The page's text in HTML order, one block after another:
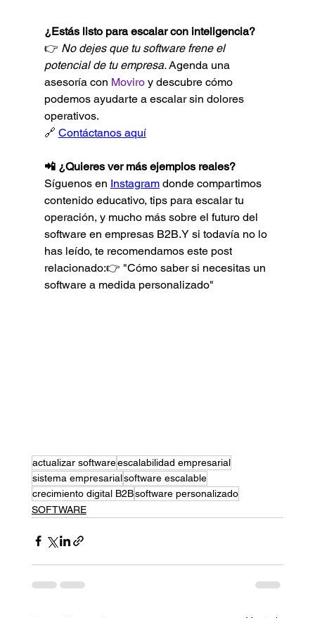
¿Estás listo para escalar con inteligencia?
👉 No dejes que tu software frene el
potencial de tu empresa. Agenda una
asesoría con Moviro y descubre cómo
podemos ayudarte a escalar sin dolores
operativos.
🔗 Contáctanos aquí
📲 ¿Quieres ver más ejemplos reales?
Síguenos en Instagram donde compartimos
contenido educativo, tips para escalar tu
operación, y mucho más sobre el futuro del
software en empresas B2B.Y si todavía no lo
has leído, te recomendamos este post
relacionado:👉 "Cómo saber si necesitas un
software a medida personalizado"
actualizar softwareescalabilidad empresarial
sistema empresarialsoftware escalable
crecimiento digital B2Bsoftware personalizado
SOFTWARE